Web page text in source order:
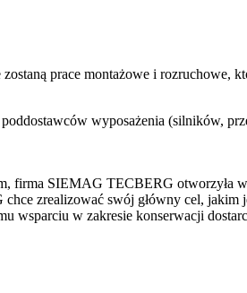
prace montażowe i rozruchowe,
wyposażenia (silników,
firma SIEMAG TECBERG otworzyła
zrealizować swój główny cel, jakim
wsparciu w zakresie konserwacji